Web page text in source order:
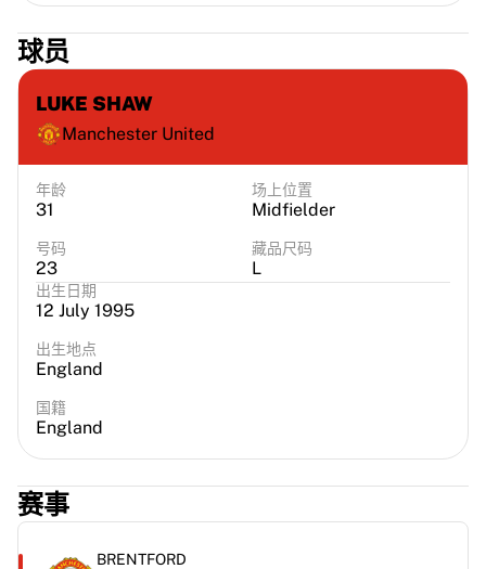
球员
LUKE SHAW
Manchester United
年龄
31
场上位置
Midfielder
号码
23
藏品尺码
L
出生日期
12 July 1995
出生地点
England
国籍
England
赛事
BRENTFORD